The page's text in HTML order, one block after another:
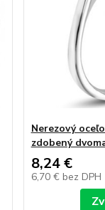
Nerezový
zdobený
8,24 €
6,70 € bez DPH